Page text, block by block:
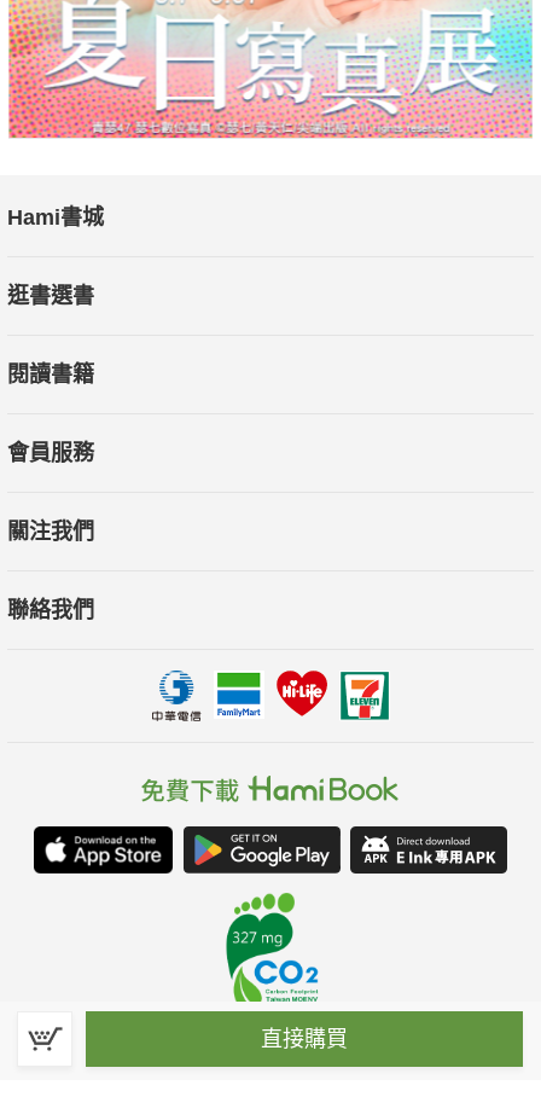
直接購買
Hami書城
逛書選書
閱讀書籍
會員服務
關注我們
聯絡我們